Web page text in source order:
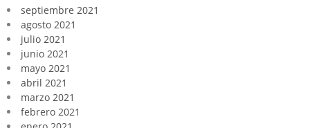
septiembre 2021
agosto 2021
julio 2021
junio 2021
mayo 2021
abril 2021
marzo 2021
febrero 2021